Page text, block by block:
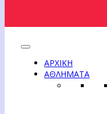
ΑΡΧΙΚΗ
ΑΘΛΗΜΑΤΑ